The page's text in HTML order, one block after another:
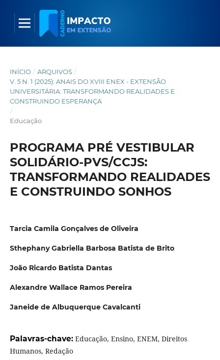
INÍCIO / ARQUIVOS /
V. 5 N. 1 (2025): ANAIS DO XVIII ENEX - EXTENSÃO
UNIVERSITÁRIA: TRANSFORMANDO REALIDADES E
CONSTRUINDO ESPERANÇA
/
Educação
PROGRAMA PRÉ VESTIBULAR
SOLIDÁRIO-PVS/CCJS:
TRANSFORMANDO REALIDADES
E CONSTRUINDO SONHOS
Tarcia Camila Gonçalves de Oliveira
Sthephany Gabriella Barbosa Batista de Brito
João Ricardo Batista Dantas
Alexandre Wallace Ramos Pereira
Janeide de Albuquerque Cavalcanti
Palavras-chave: Educação, Ensino, ENEM, Direitos
Humanos, Redação